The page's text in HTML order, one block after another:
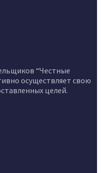
“Честные
осуществляет свою
целей.